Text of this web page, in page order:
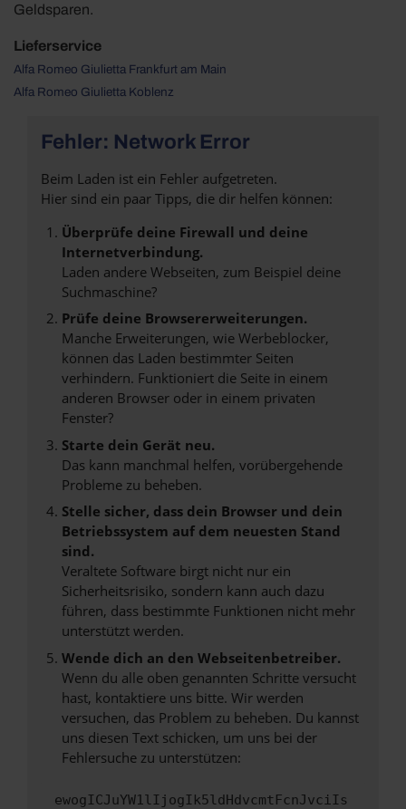
Geldsparen.
Lieferservice
Alfa Romeo Giulietta Frankfurt am Main
Alfa Romeo Giulietta Koblenz
Fehler: Network Error
Beim Laden ist ein Fehler aufgetreten.
Hier sind ein paar Tipps, die dir helfen können:
Überprüfe deine Firewall und deine
Internetverbindung.
Laden andere Webseiten, zum Beispiel deine
Suchmaschine?
Prüfe deine Browsererweiterungen.
Manche Erweiterungen, wie Werbeblocker,
können das Laden bestimmter Seiten
verhindern. Funktioniert die Seite in einem
anderen Browser oder in einem privaten
Fenster?
Starte dein Gerät neu.
Das kann manchmal helfen, vorübergehende
Probleme zu beheben.
Stelle sicher, dass dein Browser und dein
Betriebssystem auf dem neuesten Stand
sind.
Veraltete Software birgt nicht nur ein
Sicherheitsrisiko, sondern kann auch dazu
führen, dass bestimmte Funktionen nicht mehr
unterstützt werden.
Wende dich an den Webseitenbetreiber.
Wenn du alle oben genannten Schritte versucht
hast, kontaktiere uns bitte. Wir werden
versuchen, das Problem zu beheben. Du kannst
uns diesen Text schicken, um uns bei der
Fehlersuche zu unterstützen:
ewogICJuYW1lIjogIk5ldHdvcmtFcnJvciIs